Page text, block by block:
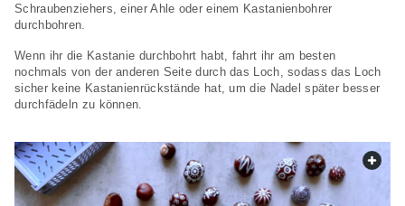
Schraubenziehers, einer Ahle oder einem Kastanienbohrer
durchbohren.
Wenn ihr die Kastanie durchbohrt habt, fahrt ihr am besten
nochmals von der anderen Seite durch das Loch, sodass das Loch
sicher keine Kastanienrückstände hat, um die Nadel später besser
durchfädeln zu können.